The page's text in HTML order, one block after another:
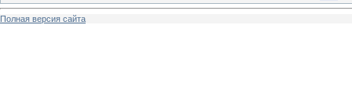
Полная версия сайта